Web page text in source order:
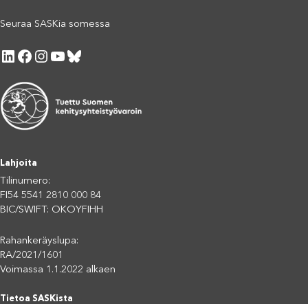
Seuraa SASKia somessa
LinkedIn Facebook Instagram YouTube Bluesky
Lahjoita
Tilinumero:
FI54 5541 2810 000 84
BIC/SWIFT: OKOYFIHH
Rahankeräyslupa:
RA/2021/1601
Voimassa 1.1.2022 alkaen
Tietoa SASKista